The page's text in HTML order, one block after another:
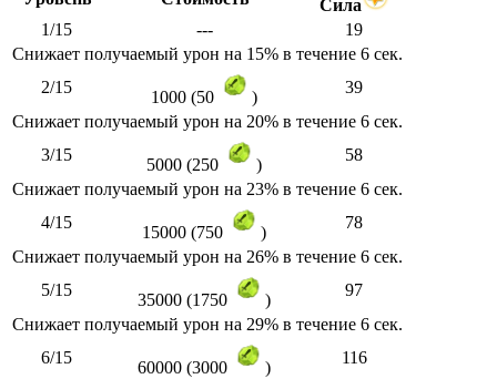
Сила
1/15
---
19
Снижает получаемый урон на 15% в течение 6 сек.
2/15
1000 (50 )
39
Снижает получаемый урон на 20% в течение 6 сек.
3/15
5000 (250 )
58
Снижает получаемый урон на 23% в течение 6 сек.
4/15
15000 (750 )
78
Снижает получаемый урон на 26% в течение 6 сек.
5/15
35000 (1750 )
97
Снижает получаемый урон на 29% в течение 6 сек.
6/15
60000 (3000 )
116